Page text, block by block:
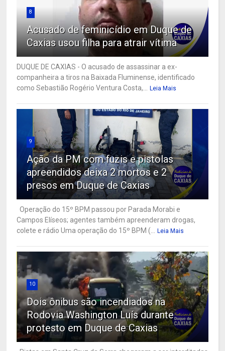
8
Acusado de feminicídio em Duque de
Caxias usou filha para atrair vítima
DUQUE DE CAXIAS - O acusado de assassinar a ex-
companheira a tiros na Baixada Fluminense, identificado
como Sebastião Rogério Ventura Costa,...
Leia Mais
9
Ação da PM com fuzis e pistolas
apreendidos deixa 2 mortos e 2
presos em Duque de Caxias
Operação do 15º BPM passou por Parada Morabi e
Campos Elíseos; agentes também apreenderam drogas,
colete e rádio Uma operação do 15º BPM (...
Leia Mais
10
Dois ônibus são incendiados na
Rodovia Washington Luís durante
protesto em Duque de Caxias